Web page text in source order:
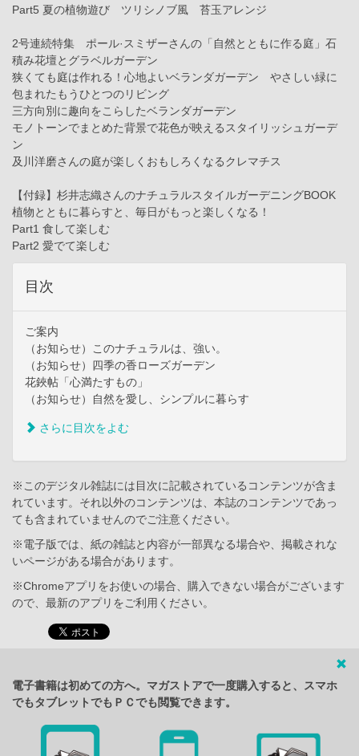
Part5 夏の植物遊び ツリシノブ風 苔玉アレンジ
2号連続特集 ポール·スミザーさんの「自然とともに作る庭」石
積み花壇とグラベルガーデン
狭くても庭は作れる！心地よいベランダガーデン やさしい緑に
包まれたもうひとつのリビング
三方向別に趣向をこらしたベランダガーデン
モノトーンでまとめた背景で花色が映えるスタイリッシュガーデ
ン
及川洋磨さんの庭が楽しくおもしろくなるクレマチス
【付録】杉井志織さんのナチュラルスタイルガーデニングBOOK
植物とともに暮らすと、毎日がもっと楽しくなる！
Part1 食して楽しむ
Part2 愛でて楽しむ
目次
ご案内
（お知らせ）このナチュラルは、強い。
（お知らせ）四季の香ローズガーデン
花鋏帖「心満たすもの」
（お知らせ）自然を愛し、シンプルに暮らす
さらに目次をよむ
※このデジタル雑誌には目次に記載されているコンテンツが含ま
れています。それ以外のコンテンツは、本誌のコンテンツであっ
ても含まれていませんのでご注意ください。
※電子版では、紙の雑誌と内容が一部異なる場合や、掲載されな
いページがある場合があります。
※Chromeアプリをお使いの場合、購入できない場合がございます
ので、最新のアプリをご利用ください。
電子書籍は初めての方へ。マガストアで一度購入すると、スマホ
でもタブレットでもＰＣでも閲覧できます。